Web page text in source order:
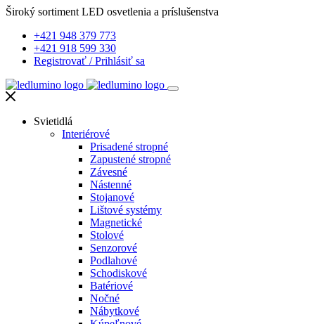
Široký sortiment LED osvetlenia a príslušenstva
+421 948 379 773
+421 918 599 330
Registrovať /Prihlásiť sa
Svietidlá
Interiérové
Prisadené stropné
Zapustené stropné
Závesné
Nástenné
Stojanové
Lištové systémy
Magnetické
Stolové
Senzorové
Podlahové
Schodiskové
Batériové
Nočné
Nábytkové